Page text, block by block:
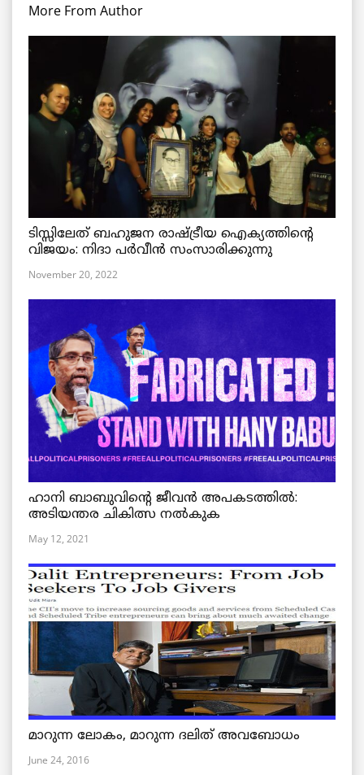
More From Author
ടിസ്സിലേത് ബഹുജന രാഷ്ട്രീയ ഐക്യത്തിന്റെ
വിജയം: നിദാ പർവീൻ സംസാരിക്കുന്നു
November 20, 2022
ഹാനി ബാബുവിന്റെ ജീവൻ അപകടത്തിൽ:
അടിയന്തര ചികിത്സ നൽകുക
May 12, 2021
മാറുന്ന ലോകം, മാറുന്ന ദലിത് അവബോധം
June 24, 2016